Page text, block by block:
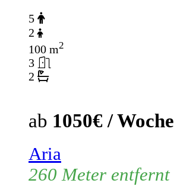
5
2
100 m2
3
2
ab 1050€ / Woche
Aria
260 Meter entfernt